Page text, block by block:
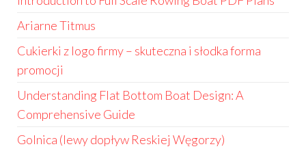
Ariarne Titmus
Cukierki z logo firmy – skuteczna i słodka forma
promocji
Understanding Flat Bottom Boat Design: A
Comprehensive Guide
Golnica (lewy dopływ Reskiej Węgorzy)